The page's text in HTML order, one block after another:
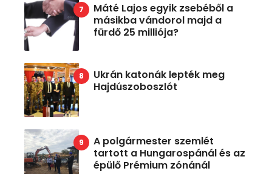
Máté Lajos egyik zsebéből a
másikba vándorol majd a
fürdő 25 milliója?
Ukrán katonák lepték meg
Hajdúszoboszlót
A polgármester szemlét
tartott a Hungarospánál és az
épülő Prémium zónánál